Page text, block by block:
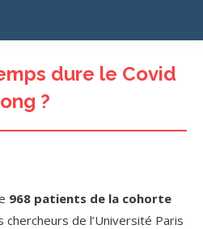
dure le Covid
?
968 patients de la cohorte
chercheurs de l’Université Paris